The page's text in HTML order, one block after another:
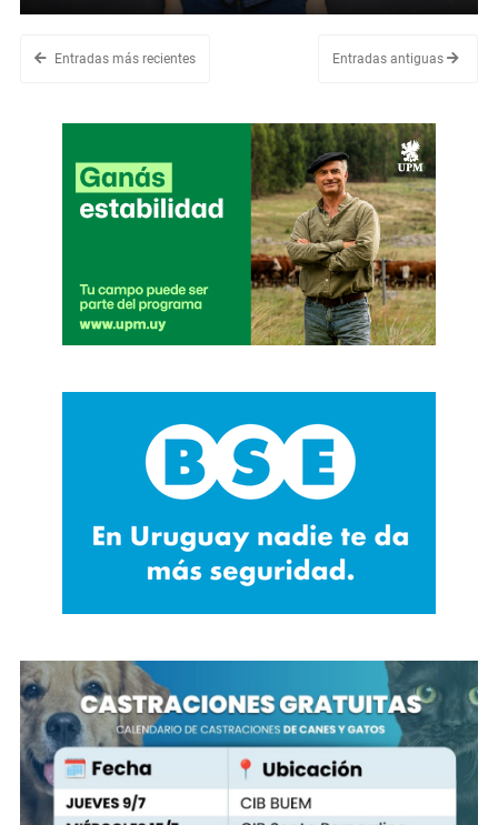
Entradas más recientes Entradas antiguas